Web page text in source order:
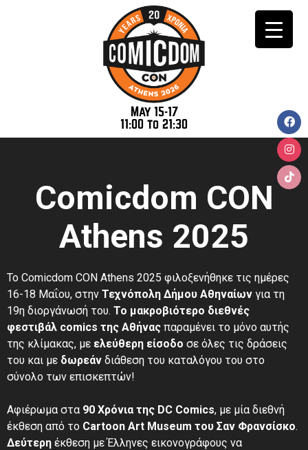
May 15-17
11:00 to 21:30
Comicdom CON
Athens 2025
Το Comicdom CON Athens 2025 φιλοξενήθηκε τις ημέρες
16-18 Μαΐου, στην Τεχνόπολη Δήμου Αθηναίων για τη
19η διοργάνωσή του. Το μακροβιότερο διεθνές
φεστιβάλ comics της Αθήνας παραμένει το μόνο αυτής
της κλίμακας, με ελεύθερη είσοδο σε όλες τις δράσεις
του και με δωρεάν διάθεση του καταλόγου του στο
σύνολο των επισκεπτών!
Αφιέρωμα στα 90 Χρόνια της DC Comics, με μία διεθνή
έκθεση από το Cartoon Art Museum του Σαν Φρανσίσκο.
Δεύτερη έκθεση με Έλληνες εικονογράφους να